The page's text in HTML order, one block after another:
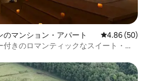
のマンション・アパート レビュー50
4.86 (50)
きのロマンティックなスイート・ア